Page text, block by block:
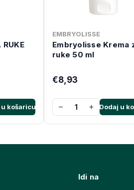
RUKE
u košaricu
EMBRYOLISSE
Embryolisse Krema
ruke 50 ml
€8,93
− + Dodaj u
Idi na